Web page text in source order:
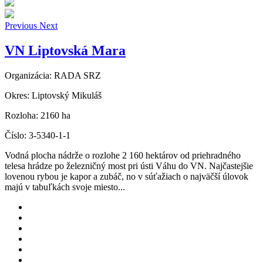
Previous Next
VN Liptovská Mara
Organizácia: RADA SRZ
Okres: Liptovský Mikuláš
Rozloha: 2160 ha
Číslo: 3-5340-1-1
Vodná plocha nádrže o rozlohe 2 160 hektárov od priehradného
telesa hrádze po železničný most pri ústi Váhu do VN. Najčastejšie
lovenou rybou je kapor a zubáč, no v súťažiach o najväčší úlovok
majú v tabuľkách svoje miesto...